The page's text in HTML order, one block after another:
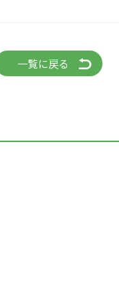
一覧に戻る